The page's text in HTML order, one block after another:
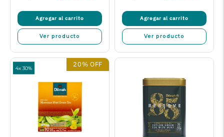
venta
Agregar al carrito
Ver producto
venta
Agregar al carrito
Ver producto
4x 30% 20% OFF